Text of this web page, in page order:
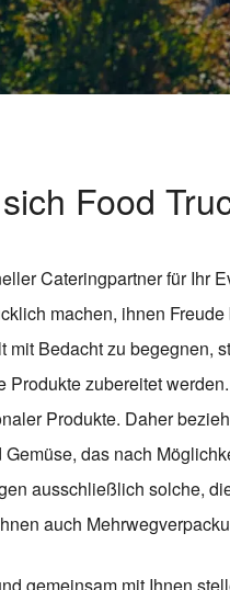
Food
Cateringpartner für Ihr
machen, ihnen
Bedacht zu begegnen,
zubereitet
Produkte. Daher
das nach
ausschließlich solche,
auch
gemeinsam mit Ihnen